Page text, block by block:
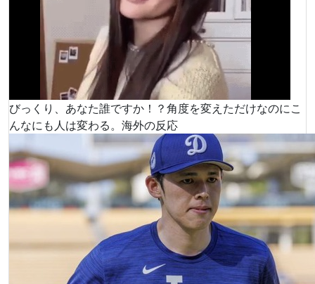
びっくり、あなた誰ですか！？角度を変えただけなのにこ
んなにも人は変わる。海外の反応